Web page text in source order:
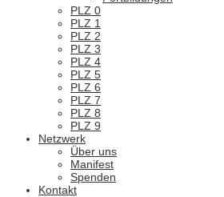
PLZ 0
PLZ 1
PLZ 2
PLZ 3
PLZ 4
PLZ 5
PLZ 6
PLZ 7
PLZ 8
PLZ 9
Netzwerk
Über uns
Manifest
Spenden
Kontakt